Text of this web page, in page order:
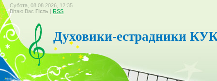
Субота, 08.08.2026, 12:35
Вітаю Вас Гість | RSS
Духовики-естрадники